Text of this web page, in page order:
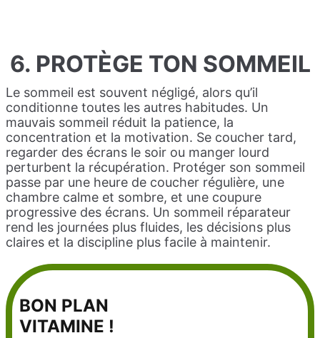
6. PROTÈGE TON SOMMEIL
Le sommeil est souvent négligé, alors qu’il
conditionne toutes les autres habitudes. Un
mauvais sommeil réduit la patience, la
concentration et la motivation. Se coucher tard,
regarder des écrans le soir ou manger lourd
perturbent la récupération. Protéger son sommeil
passe par une heure de coucher régulière, une
chambre calme et sombre, et une coupure
progressive des écrans. Un sommeil réparateur
rend les journées plus fluides, les décisions plus
claires et la discipline plus facile à maintenir.
BON PLAN
VITAMINE !